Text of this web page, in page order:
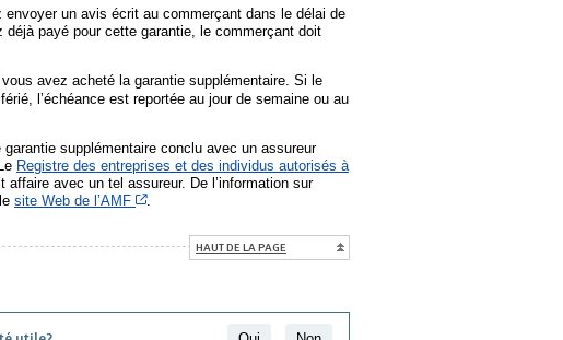
un avis écrit au commerçant dans le délai de
payé pour cette garantie, le commerçant doit
avez acheté la garantie supplémentaire. Si le
l’échéance est reportée au jour de semaine ou au
garantie supplémentaire conclu avec un assureur
Registre des entreprises et des individus autorisés à
avec un tel assureur. De l’information sur
site Web de l’AMF Cet hyperlien s’ouvrira dans une nouvelle fenêtre
.
HAUT DE LA PAGE